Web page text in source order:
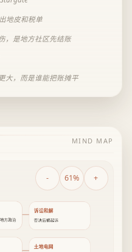
地皮和税单
，是地方社区先结账
大，而是谁能把账摊平
MIND MAP
- 61% +
方政治
诉讼和解
否决后被起诉
土地电网